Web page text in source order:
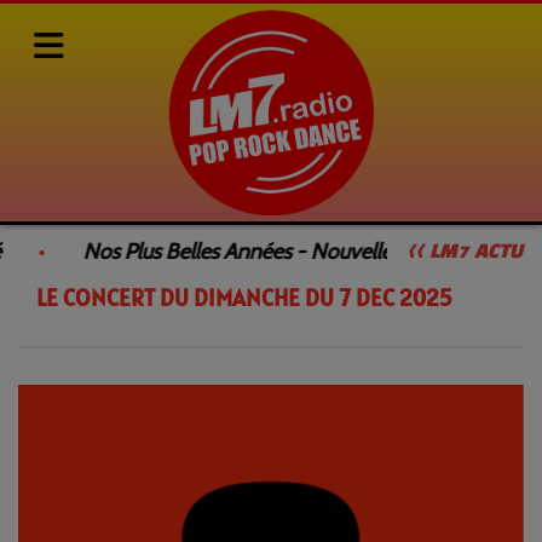
<< LM7 ACTU
Nos Plus Belles Années - Nouvelle Émission
Rediffusions de nos émissions LE CONCERT DU DIMANCHE SOIR
LE CONCERT DU DIMANCHE DU 7 DEC 2025